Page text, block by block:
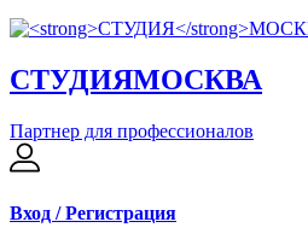
СТУДИЯМОСКВА
Партнер для профессионалов
Вход / Регистрация